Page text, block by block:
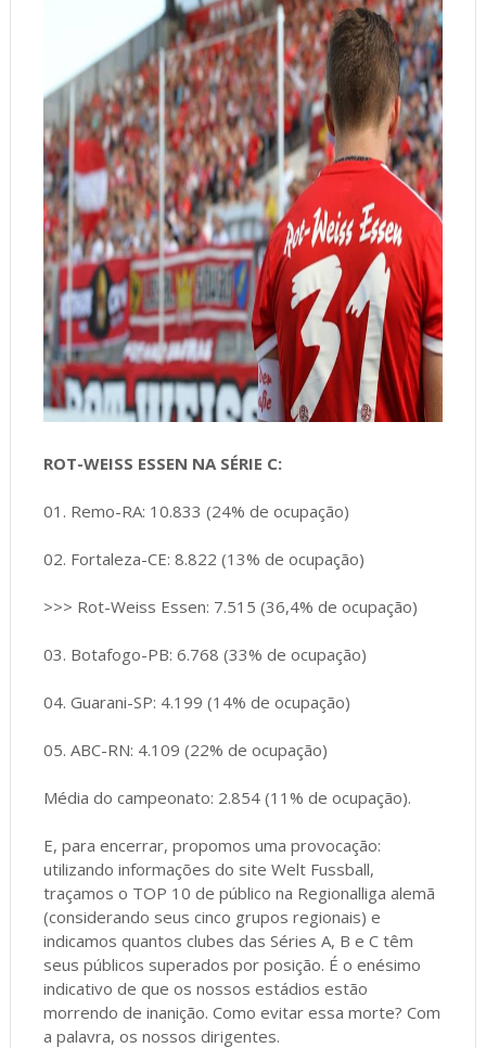
ROT-WEISS ESSEN NA SÉRIE C:
01. Remo-RA: 10.833 (24% de ocupação)
02. Fortaleza-CE: 8.822 (13% de ocupação)
>>> Rot-Weiss Essen: 7.515 (36,4% de ocupação)
03. Botafogo-PB: 6.768 (33% de ocupação)
04. Guarani-SP: 4.199 (14% de ocupação)
05. ABC-RN: 4.109 (22% de ocupação)
Média do campeonato: 2.854 (11% de ocupação).
E, para encerrar, propomos uma provocação:
utilizando informações do site Welt Fussball,
traçamos o TOP 10 de público na Regionalliga alemã
(considerando seus cinco grupos regionais) e
indicamos quantos clubes das Séries A, B e C têm
seus públicos superados por posição. É o enésimo
indicativo de que os nossos estádios estão
morrendo de inanição. Como evitar essa morte? Com
a palavra, os nossos dirigentes.